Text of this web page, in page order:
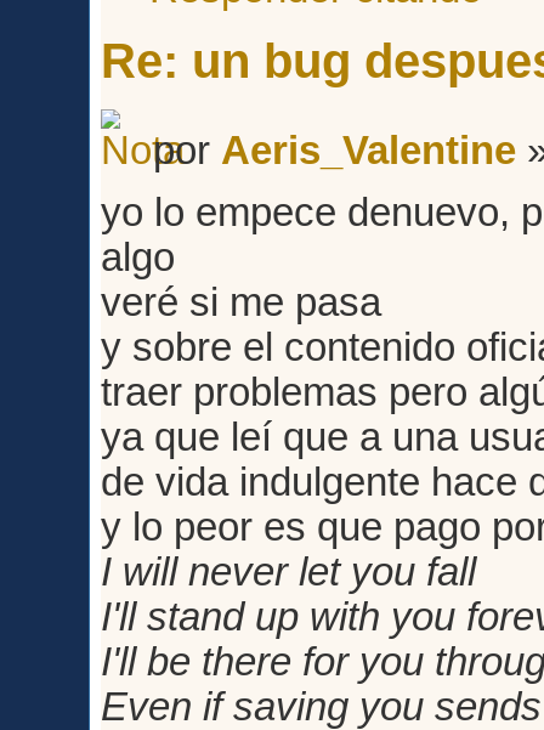
Re: un bug
por Aeris_Valentine
yo lo empece denuevo,
algo
veré si me pasa
y sobre el contenido
traer problemas pero
ya que leí que a una
de vida indulgente hace
y lo peor es que pago
I will never let you fall
I'll stand up with you
I'll be there for you
Even if saving you